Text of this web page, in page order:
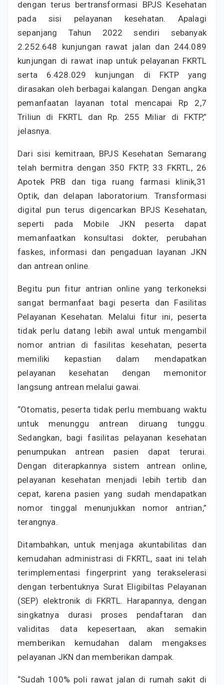
dengan terus bertransformasi BPJS Kesehatan
pada sisi pelayanan kesehatan. Apalagi
sepanjang Tahun 2022 sendiri sebanyak
2.252.648 kunjungan rawat jalan dan 244.089
kunjungan di rawat inap untuk pelayanan FKRTL
serta 6.428.029 kunjungan di FKTP yang
dirasakan oleh berbagai kalangan. Dengan angka
pemanfaatan layanan total mencapai Rp 2,7
Triliun di FKRTL dan Rp. 255 Miliar di FKTP,”
jelasnya.
Dari sisi kemitraan, BPJS Kesehatan Semarang
telah bermitra dengan 350 FKTP, 33 FKRTL, 26
Apotek PRB dan tiga ruang farmasi klinik,31
Optik, dan delapan laboratorium. Transformasi
digital pun terus digencarkan BPJS Kesehatan,
seperti pada Mobile JKN peserta dapat
memanfaatkan konsultasi dokter, perubahan
faskes, informasi dan pengaduan layanan JKN
dan antrean online.
Begitu pun fitur antrian online yang terkoneksi
sangat bermanfaat bagi peserta dan Fasilitas
Pelayanan Kesehatan. Melalui fitur ini, peserta
tidak perlu datang lebih awal untuk mengambil
nomor antrian di fasilitas kesehatan, peserta
memiliki kepastian dalam mendapatkan
pelayanan kesehatan dengan memonitor
langsung antrean melalui gawai.
“Otomatis, peserta tidak perlu membuang waktu
untuk menunggu antrean diruang tunggu.
Sedangkan, bagi fasilitas pelayanan kesehatan
penumpukan antrean pasien dapat terurai.
Dengan diterapkannya sistem antrean online,
pelayanan kesehatan menjadi lebih tertib dan
cepat, karena pasien yang sudah mendapatkan
nomor tinggal menunjukkan nomor antrian,”
terangnya.
Ditambahkan, untuk menjaga akuntabilitas dan
kemudahan administrasi di FKRTL, saat ini telah
terimplementasi fingerprint yang terakselerasi
dengan terbentuknya Surat Eligibiltas Pelayanan
(SEP) elektronik di FKRTL. Harapannya, dengan
singkatnya durasi proses pendaftaran dan
validitas data kepesertaan, akan semakin
memberikan kemudahan dalam mengakses
pelayanan JKN dan memberikan dampak.
“Sudah 100% poli rawat jalan di rumah sakit di